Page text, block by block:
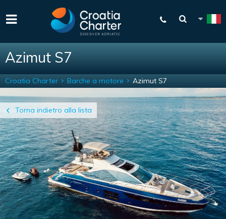
Azimut S7
Torna indietro alla lista
Croatia Charter Barche a motore Azimut S7